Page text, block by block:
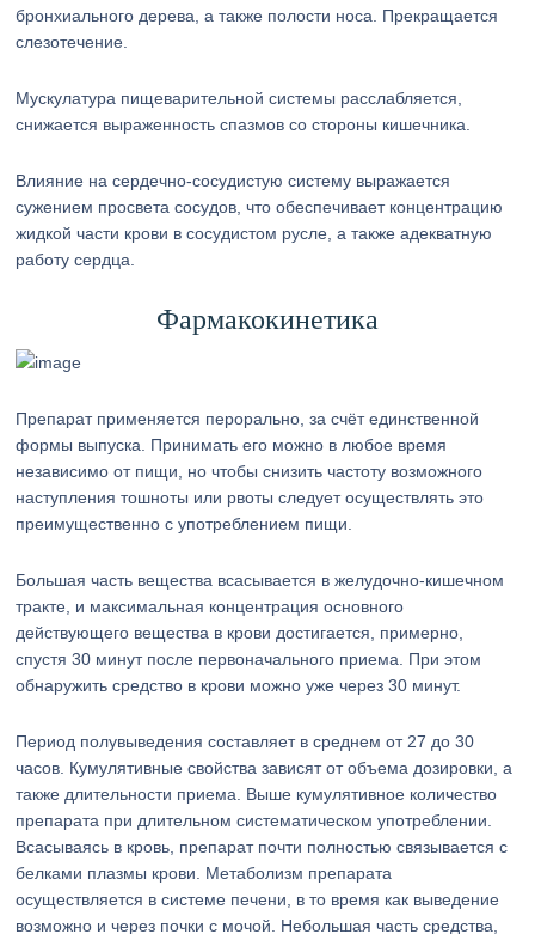
бронхиального дерева, а также полости носа. Прекращается
слезотечение.
Мускулатура пищеварительной системы расслабляется,
снижается выраженность спазмов со стороны кишечника.
Влияние на сердечно-сосудистую систему выражается
сужением просвета сосудов, что обеспечивает концентрацию
жидкой части крови в сосудистом русле, а также адекватную
работу сердца.
Фармакокинетика
Препарат применяется перорально, за счёт единственной
формы выпуска. Принимать его можно в любое время
независимо от пищи, но чтобы снизить частоту возможного
наступления тошноты или рвоты следует осуществлять это
преимущественно с употреблением пищи.
Большая часть вещества всасывается в желудочно-кишечном
тракте, и максимальная концентрация основного
действующего вещества в крови достигается, примерно,
спустя 30 минут после первоначального приема. При этом
обнаружить средство в крови можно уже через 30 минут.
Период полувыведения составляет в среднем от 27 до 30
часов. Кумулятивные свойства зависят от объема дозировки, а
также длительности приема. Выше кумулятивное количество
препарата при длительном систематическом употреблении.
Всасываясь в кровь, препарат почти полностью связывается с
белками плазмы крови. Метаболизм препарата
осуществляется в системе печени, в то время как выведение
возможно и через почки с мочой. Небольшая часть средства,